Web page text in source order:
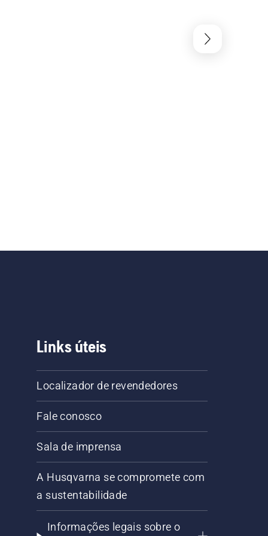
Links úteis
Localizador de revendedores
Fale conosco
Sala de imprensa
A Husqvarna se compromete com
a sustentabilidade
Informações legais sobre o